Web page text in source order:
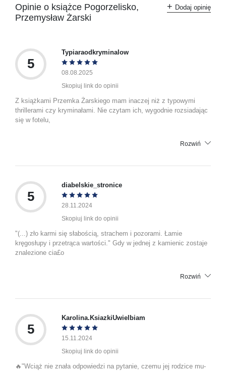
kontakt@wydajenamsie.pl
Opinie o książce Pogorzelisko,
Przemysław Żarski
Dodaj opinię
5
Typiaraodkryminalow
08.08.2025
Skopiuj link do opinii
Z książkami Przemka Żarskiego mam inaczej niż z typowymi
thrillerami czy kryminałami. Nie czytam ich, wygodnie rozsiadając
się w fotelu,
Rozwiń
5
diabelskie_stronice
28.11.2024
Skopiuj link do opinii
"(...) zło karmi się słabością, strachem i pozorami. Łamie
kręgosłupy i przetrąca wartości." Gdy w jednej z kamienic zostaje
znalezione cia£o
Rozwiń
5
Karolina.KsiazkiUwielbiam
15.11.2024
Skopiuj link do opinii
🔥"Wciąż nie znała od­po­wie­dzi na py­ta­nie, czemu jej ro­dzi­ce mu­